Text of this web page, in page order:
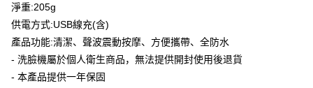
所提供，並由 AFTEE 向您收取款項。因使用本服務所須提供之個人資料(包
含但不限於訂購人姓名、電話，收件人姓名、電話、收件地址)，將交付予
AFTEE 於本服務必要服務範圍內運用。關於 AFTEE 對於個人資料之蒐集、
處理、利用，詳參 AFTEE 官網之『個人資料蒐集、處理及利用告知聲明』
（https://aftee.tw/privacypolicy/ ）。
宅配
每笔NT$100，满NT$600(含以上)免运费
離島配送
每笔NT$150，满NT$1,500(含以上)免运费
淨重:205g
供電方式:USB線充(含)
產品功能:清潔、聲波震動按摩、方便攜帶、全防水
- 洗臉機屬於個人衛生商品，無法提供開封使用後退貨
- 本產品提供一年保固